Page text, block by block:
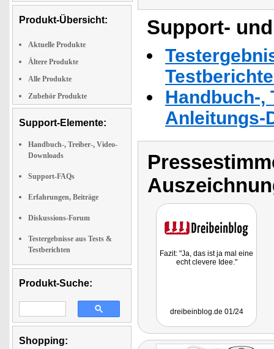
Produkt-Übersicht:
Aktuelle Produkte
Ältere Produkte
Alle Produkte
Zubehör Produkte
Support-Elemente:
Handbuch-, Treiber-, Video-
Downloads
Support-FAQs
Erfahrungen, Beiträge
Diskussions-Forum
Testergebnisse aus Tests &
Testberichten
Produkt-Suche:
Shopping:
Support-
Handbuch-,
Anleitungs-
Fazit: "Ja, das ist ja mal eine
echt clevere Idee."
dreibeinblog.de 01/24